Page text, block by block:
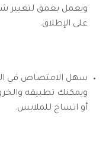
ويعمل بعمق لتغيير
على الإطلاق.
سهل الامتصاص في
ويمكنك تطبيقه
أو اتساخ للملابس.